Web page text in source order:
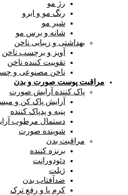
رژ مو
رنگ مو و ابرو
شیر مو
شانه و برس مو
بهداشتی و زیبایی ناخن
آویز و برچسب ناخن
تقوییت کننده ناخن
ناخن مصنوعی و
مراقبت پوست صورت و بدن
پاک کننده آرایش صورت
آرایش پاک کن و
پنبه و پدپاک کننده
دستمال مرطوب
شوینده صورت
مراقبت بدن
برنزه کننده
دئودورانت
ژیلت
ضدآفتاب بدن
کرم پا و رفع ترک